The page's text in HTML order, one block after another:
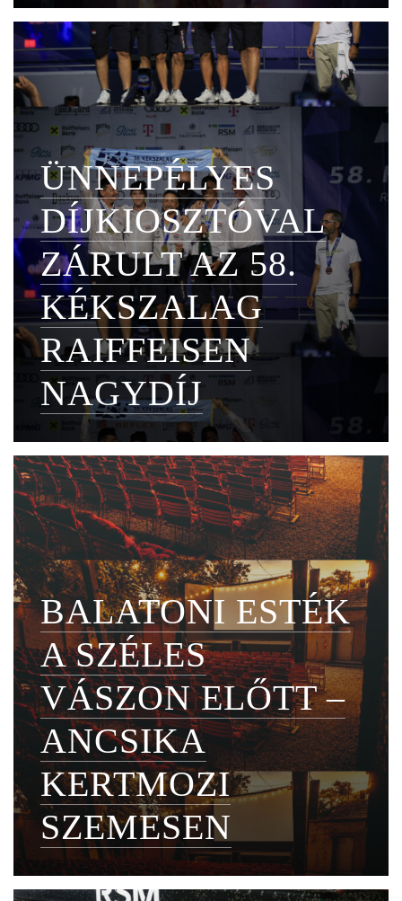
ÜNNEPÉLYES
DÍJKIOSZTÓVAL
ZÁRULT AZ 58.
KÉKSZALAG
RAIFFEISEN
NAGYDÍJ
BALATONI ESTÉK
A SZÉLES
VÁSZON ELŐTT –
ANCSIKA
KERTMOZI
SZEMESEN